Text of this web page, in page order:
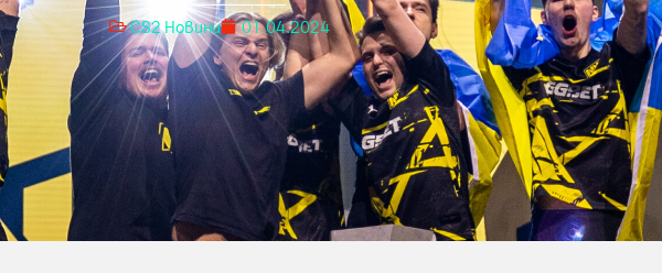
CS2 Новини 01.04.2024